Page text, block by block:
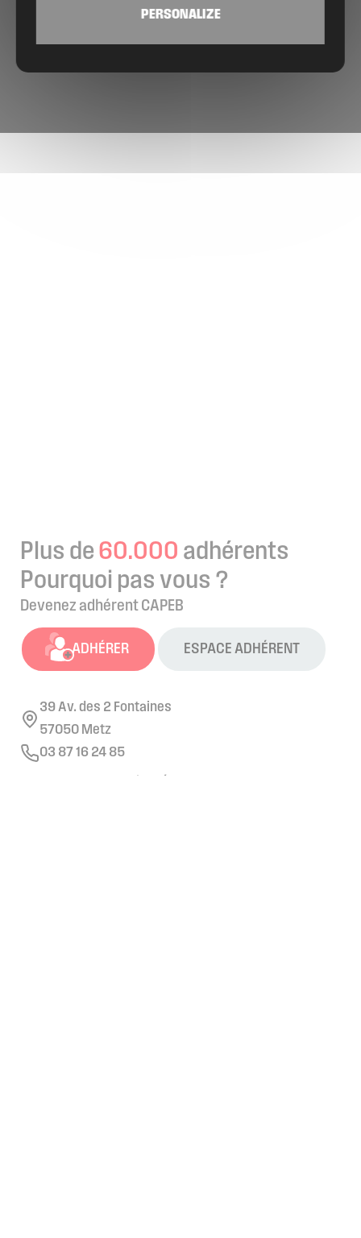
Plus de 60.000 adhérents
Pourquoi pas vous ?
Devenez adhérent CAPEB
ADHÉRER ESPACE ADHÉRENT
39 Av. des 2 Fontaines
57050 Metz
03 87 16 24 85
PERSONALIZE